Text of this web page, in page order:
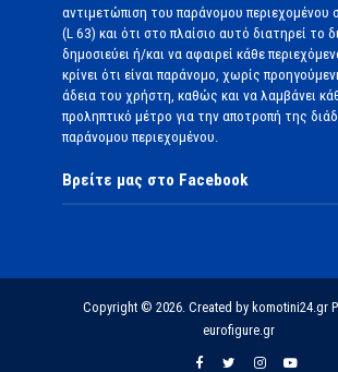
αντιμετώπιση του παράνομου περιεχομένου
(L 63) και ότι στο πλαίσιο αυτό διατηρεί το
δημοσιεύει ή/και να αφαιρεί κάθε
κρίνει ότι είναι παράνομο, χωρίς
άδεια του χρήστη, καθώς και να λαμβάνει
προληπτικό μέτρο για την αποτροπή της
παράνομου περιεχομένου.
Βρείτε μας στο Facebook
Copyright © 2026. Created by komotini24.gr
eurofigure.gr